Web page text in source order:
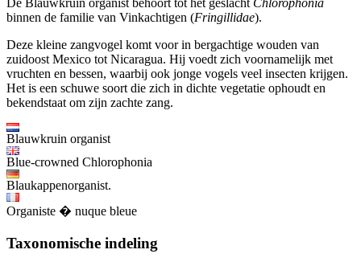
De Blauwkruin organist behoort tot het geslacht Chlorophonia
binnen de familie van Vinkachtigen (Fringillidae).
Deze kleine zangvogel komt voor in bergachtige wouden van
zuidoost Mexico tot Nicaragua. Hij voedt zich voornamelijk met
vruchten en bessen, waarbij ook jonge vogels veel insecten krijgen.
Het is een schuwe soort die zich in dichte vegetatie ophoudt en
bekendstaat om zijn zachte zang.
Blauwkruin organist
Blue-crowned Chlorophonia
Blaukappenorganist.
Organiste � nuque bleue
Taxonomische indeling